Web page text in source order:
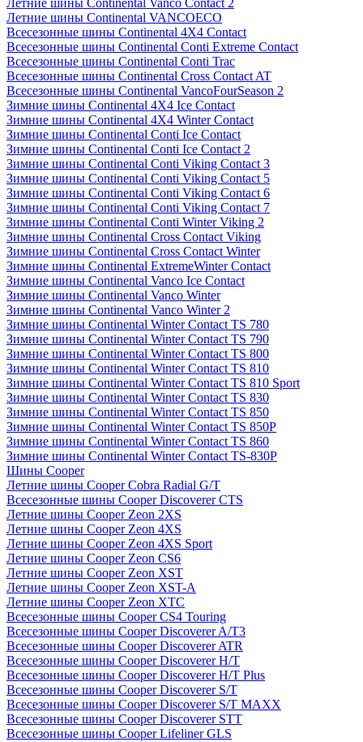
Летние шины Continental Vanco Contact 2
Летние шины Continental VANCOECO
Всесезонные шины Continental 4X4 Contact
Всесезонные шины Continental Conti Extreme Contact
Всесезонные шины Continental Conti Trac
Всесезонные шины Continental Cross Contact AT
Всесезонные шины Continental VancoFourSeason 2
Зимние шины Continental 4X4 Ice Contact
Зимние шины Continental 4X4 Winter Contact
Зимние шины Continental Conti Ice Contact
Зимние шины Continental Conti Ice Contact 2
Зимние шины Continental Conti Viking Contact 3
Зимние шины Continental Conti Viking Contact 5
Зимние шины Continental Conti Viking Contact 6
Зимние шины Continental Conti Viking Contact 7
Зимние шины Continental Conti Winter Viking 2
Зимние шины Continental Cross Contact Viking
Зимние шины Continental Cross Contact Winter
Зимние шины Continental ExtremeWinter Contact
Зимние шины Continental Vanco Ice Contact
Зимние шины Continental Vanco Winter
Зимние шины Continental Vanco Winter 2
Зимние шины Continental Winter Contact TS 780
Зимние шины Continental Winter Contact TS 790
Зимние шины Continental Winter Contact TS 800
Зимние шины Continental Winter Contact TS 810
Зимние шины Continental Winter Contact TS 810 Sport
Зимние шины Continental Winter Contact TS 830
Зимние шины Continental Winter Contact TS 850
Зимние шины Continental Winter Contact TS 850P
Зимние шины Continental Winter Contact TS 860
Зимние шины Continental Winter Contact TS-830P
Шины Cooper
Летние шины Cooper Cobra Radial G/T
Всесезонные шины Cooper Discoverer CTS
Летние шины Cooper Zeon 2XS
Летние шины Cooper Zeon 4XS
Летние шины Cooper Zeon 4XS Sport
Летние шины Cooper Zeon CS6
Летние шины Cooper Zeon XST
Летние шины Cooper Zeon XST-A
Летние шины Cooper Zeon XTC
Всесезонные шины Cooper CS4 Touring
Всесезонные шины Cooper Discoverer A/T3
Всесезонные шины Cooper Discoverer ATR
Всесезонные шины Cooper Discoverer H/T
Всесезонные шины Cooper Discoverer H/T Plus
Всесезонные шины Cooper Discoverer S/T
Всесезонные шины Cooper Discoverer S/T MAXX
Всесезонные шины Cooper Discoverer STT
Всесезонные шины Cooper Lifeliner GLS